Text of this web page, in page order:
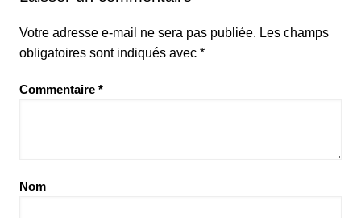
Votre adresse e-mail ne sera pas publiée. Les champs
obligatoires sont indiqués avec *
Commentaire *
Nom